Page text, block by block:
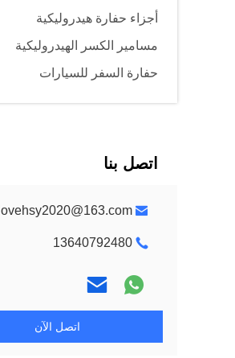
أجزاء حفارة هيدروليكية
مسامير الكسر الهيدروليكية
حفارة السفر للسيارات
اتصل بنا
lovehsy2020@163.com
13640792480
اتصل الآن